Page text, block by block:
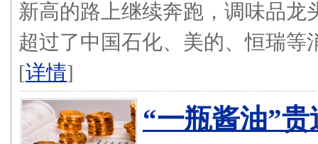
新高的路上继续奔跑，调味品龙
超过了中国石化、美的、恒瑞等
[详情]
“一瓶酱油”